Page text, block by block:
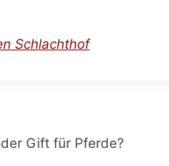
Schlachthof
Gift für Pferde?